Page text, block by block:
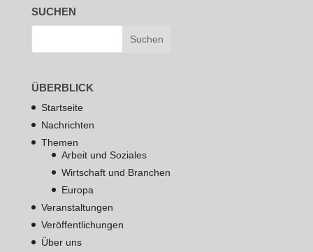
SUCHEN
ÜBERBLICK
Startseite
Nachrichten
Themen
Arbeit und Soziales
Wirtschaft und Branchen
Europa
Veranstaltungen
Veröffentlichungen
Über uns